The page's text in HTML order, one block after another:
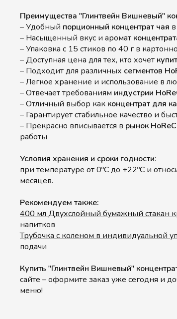
Преимущества "Глинтвейн Вишневый"
– Удобный порционный концентрат чая
– Насыщенный вкус и аромат
– Упаковка с 15 стиков по 40 г в
– Доступная цена для тех, кто хочет
– Подходит для различных сегментов
– Легкое хранение и использование в
– Отвечает требованиям индустрии
– Отличный выбор как концентрат для
– Гарантирует стабильное качество и
– Прекрасно вписывается в рынок
работы
Условия хранения и сроки годности:
при температуре от 0ºС до +22ºС и
месяцев.
Рекомендуем также:
400 мл Двухслойный бумажный стакан
напитков
Трубочка с коленом в индивидуальной
подачи
Купить "Глинтвейн Вишневый"
сайте – оформите заказ уже сегодня и
меню!